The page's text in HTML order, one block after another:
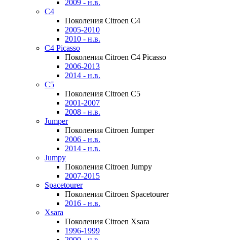
2009 - н.в.
C4
Поколения Citroen C4
2005-2010
2010 - н.в.
C4 Picasso
Поколения Citroen C4 Picasso
2006-2013
2014 - н.в.
C5
Поколения Citroen C5
2001-2007
2008 - н.в.
Jumper
Поколения Citroen Jumper
2006 - н.в.
2014 - н.в.
Jumpy
Поколения Citroen Jumpy
2007-2015
Spacetourer
Поколения Citroen Spacetourer
2016 - н.в.
Xsara
Поколения Citroen Xsara
1996-1999